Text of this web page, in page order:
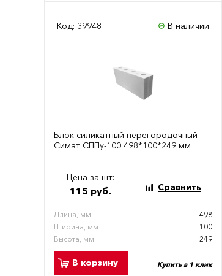
Код: 39948 В наличии
Блок силикатный перегородочный
Симат СППу-100 498*100*249 мм
Цена за шт:
115 руб. Сравнить
Длина, мм
498
Ширина, мм
100
Высота, мм
249
В корзину Купить в 1 клик